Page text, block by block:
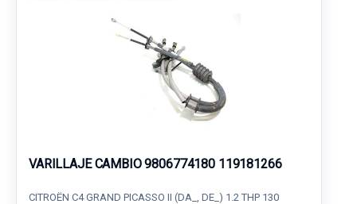
VARILLAJE CAMBIO 9806774180 119181266
CITROËN C4 GRAND PICASSO II (DA_, DE_) 1.2 THP 130